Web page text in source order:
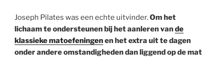
Joseph Pilates was een echte uitvinder.Om het
lichaam te ondersteunen bij het aanleren vande
klassieke matoefeningenen het extra uit te dagen
onder andere omstandigheden dan liggend op de mat